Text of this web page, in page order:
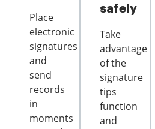
Place
electronic
signatures
and
send
records
in
moments
safely
Take
advantage
of the
signature
tips
function
and